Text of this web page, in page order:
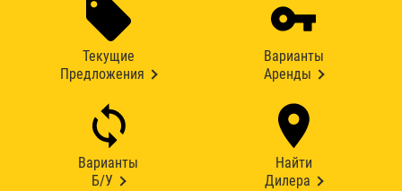
Текущие
Предложения
Варианты
Аренды
Варианты
Б/У
Найти
Дилера